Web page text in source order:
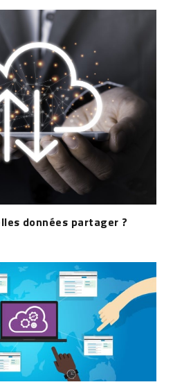
données partager ?